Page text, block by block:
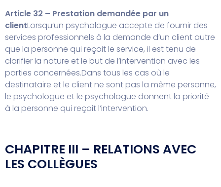
Article 32 – Prestation demandée par un
clientLorsqu’un psychologue accepte de fournir des
services professionnels à la demande d’un client autre
que la personne qui reçoit le service, il est tenu de
clarifier la nature et le but de l’intervention avec les
parties concernées.Dans tous les cas où le
destinataire et le client ne sont pas la même personne,
le psychologue et le psychologue donnent la priorité
à la personne qui reçoit l’intervention.
CHAPITRE III – RELATIONS AVEC
LES COLLÈGUES